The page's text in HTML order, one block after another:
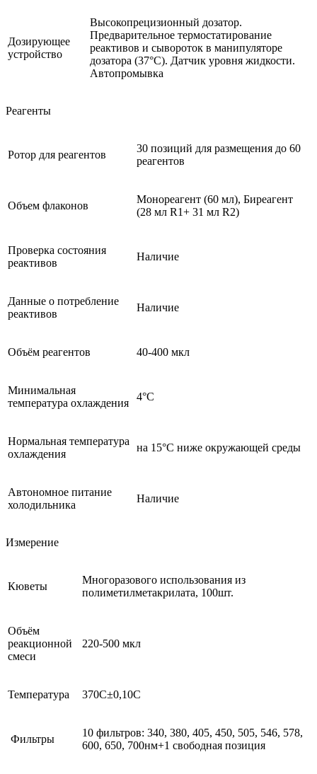
Дозирующее
устройство
Высокопрецизионный дозатор.
Предварительное термостатирование
реактивов и сывороток в манипуляторе
дозатора (37°С). Датчик уровня жидкости.
Автопромывка
Реагенты
Ротор для реагентов
30 позиций для размещения до 60
реагентов
Объем флаконов
Монореагент (60 мл), Биреагент
(28 мл R1+ 31 мл R2)
Проверка состояния
реактивов
Наличие
Данные о потребление
реактивов
Наличие
Объём реагентов 40-400 мкл
Минимальная
температура охлаждения
4°С
Нормальная температура
охлаждения
на 15°С ниже окружающей среды
Автономное питание
холодильника
Наличие
Измерение
Кюветы
Многоразового использования из
полиметилметакрилата, 100шт.
Объём
реакционной
смеси
220-500 мкл
Температура 370С±0,10С
Фильтры
10 фильтров: 340, 380, 405, 450, 505, 546, 578,
600, 650, 700нм+1 свободная позиция